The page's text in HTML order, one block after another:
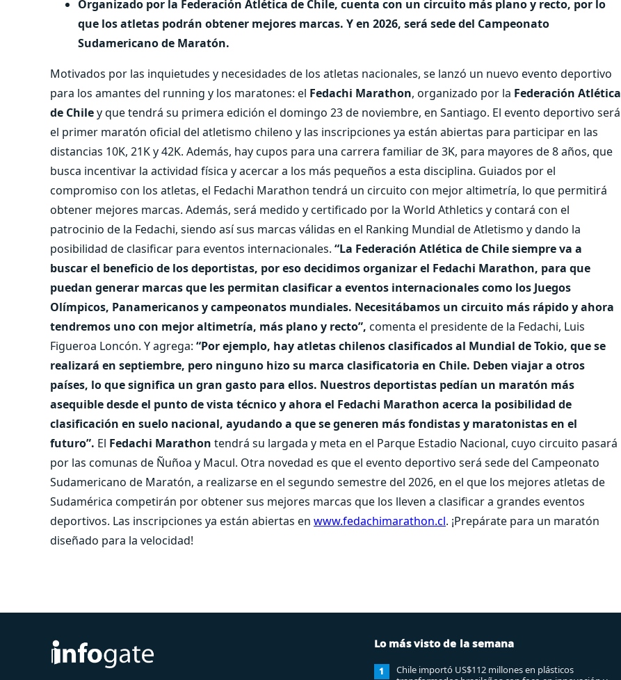
Organizado por la Federación Atlética de Chile, cuenta con un circuito más plano y recto, por lo
que los atletas podrán obtener mejores marcas. Y en 2026, será sede del Campeonato
Sudamericano de Maratón.
Motivados por las inquietudes y necesidades de los atletas nacionales, se lanzó un nuevo evento deportivo
para los amantes del running y los maratones: el Fedachi Marathon, organizado por la Federación Atlética
de Chiley que tendrá su primera edición el domingo 23 de noviembre, en Santiago. El evento deportivo será
el primer maratón oficial del atletismo chileno y las inscripciones ya están abiertas para participar en las
distancias 10K, 21K y 42K. Además, hay cupos para una carrera familiar de 3K, para mayores de 8 años, que
busca incentivar la actividad física y acercar a los más pequeños a esta disciplina. Guiados por el
compromiso con los atletas, el Fedachi Marathon tendrá un circuito con mejor altimetría, lo que permitirá
obtener mejores marcas. Además, será medido y certificado por la World Athletics y contará con el
patrocinio de la Fedachi, siendo así sus marcas válidas en el Ranking Mundial de Atletismo y dando la
posibilidad de clasificar para eventos internacionales. “La Federación Atlética de Chile siempre va a
buscar el beneficio de los deportistas, por eso decidimos organizar el Fedachi Marathon, para que
puedan generar marcas que les permitan clasificar a eventos internacionales como los Juegos
Olímpicos, Panamericanos y campeonatos mundiales. Necesitábamos un circuito más rápido y ahora
tendremos uno con mejor altimetría, más plano y recto”, comenta el presidente de la Fedachi, Luis
Figueroa Loncón. Y agrega: “Por ejemplo, hay atletas chilenos clasificados al Mundial de Tokio, que se
realizará en septiembre, pero ninguno hizo su marca clasificatoria en Chile. Deben viajar a otros
países, lo que significa un gran gasto para ellos. Nuestros deportistas pedían un maratón más
asequible desde el punto de vista técnico y ahora el Fedachi Marathon acerca la posibilidad de
clasificación en suelo nacional, ayudando a que se generen más fondistas y maratonistas en el
futuro”. El Fedachi Marathon tendrá su largada y meta en el Parque Estadio Nacional, cuyo circuito pasará
por las comunas de Ñuñoa y Macul. Otra novedad es que el evento deportivo será sede del Campeonato
Sudamericano de Maratón, a realizarse en el segundo semestre del 2026, en el que los mejores atletas de
Sudamérica competirán por obtener sus mejores marcas que los lleven a clasificar a grandes eventos
deportivos. Las inscripciones ya están abiertas en www.fedachimarathon.cl. ¡Prepárate para un maratón
diseñado para la velocidad!
Lo más visto de la semana
1
Chile importó US$112 millones en plásticos